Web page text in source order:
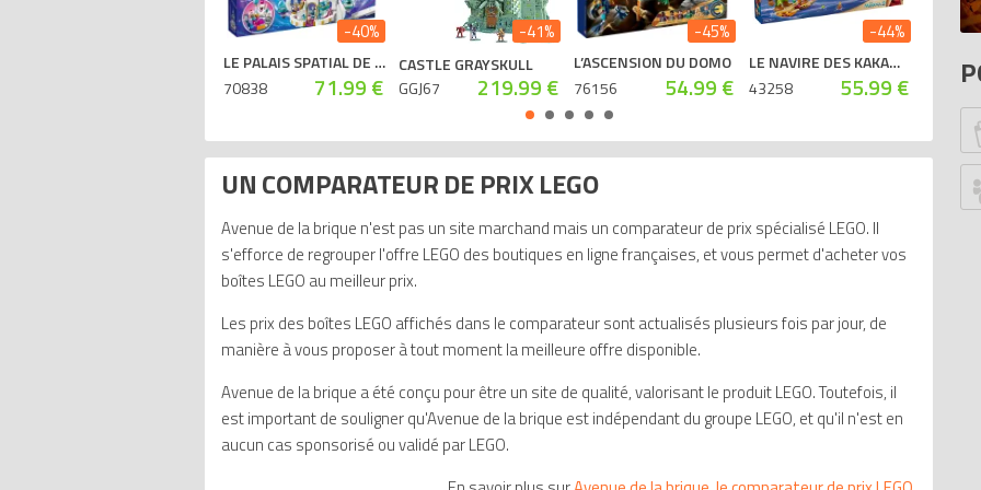
LE PALAIS SPATIAL DE LA REINE AUX MILLE VISAGES
70838
71.99 €
-40%
CASTLE GRAYSKULL
GGJ67
219.99 €
-41%
L’ASCENSION DU DOMO
76156
54.99 €
-45%
LE NAVIRE DES KAKAMORA
43258
55.99 €
-44%
71497
UN COMPARATEUR DE PRIX LEGO
Avenue de la brique n'est pas un site marchand mais un comparateur de prix spécialisé LEGO. Il
s'efforce de regrouper l'offre LEGO des boutiques en ligne françaises, et vous permet d'acheter vos
boîtes LEGO au meilleur prix.
Les prix des boîtes LEGO affichés dans le comparateur sont actualisés plusieurs fois par jour, de
manière à vous proposer à tout moment la meilleure offre disponible.
Avenue de la brique a été conçu pour être un site de qualité, valorisant le produit LEGO. Toutefois, il
est important de souligner qu'Avenue de la brique est indépendant du groupe LEGO, et qu'il n'est en
aucun cas sponsorisé ou validé par LEGO.